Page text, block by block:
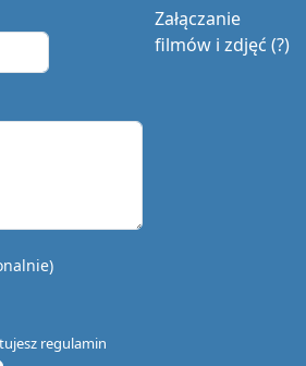
Załączanie
filmów i zdjęć (?)
regulamin